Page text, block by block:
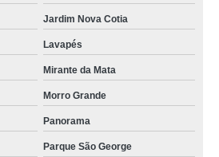
Jardim Nova Cotia
Lavapés
Mirante da Mata
Morro Grande
Panorama
Parque São George